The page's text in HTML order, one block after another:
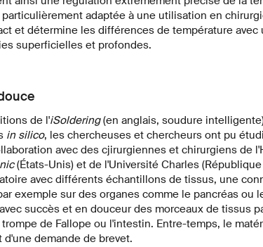
adaptée à une utilisation en
et détermine les différences de température avec
superficielles et profondes.
de l'iSoldering(en anglais, soudure
in silico, les chercheuses et chercheurs ont pu
avec des cjirurgiennes et chirurgiens de
(États-Unis) et de l'Université Charles
avec différents échantillons de tissus, une
exemple sur des organes comme le pancréas ou
succès et en douceur des morceaux de tissus
de Fallope ou l'intestin. Entre-temps, le
demande de brevet.